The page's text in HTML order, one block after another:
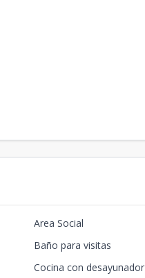
Area Social
Baño para visitas
Cocina con desayunador